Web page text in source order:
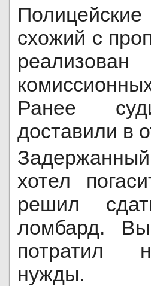
схожий с
Ранее
доставили в
хотел
решил
ломбард.
потратил
нужды.